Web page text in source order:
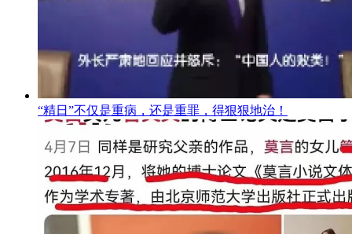
“精日”不仅是重病，还是重罪，得狠狠地治！